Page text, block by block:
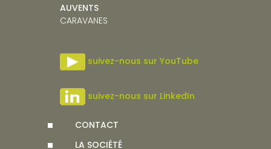
AUVENTS
CARAVANES
suivez-nous sur YouTube
suivez-nous sur LinkedIn
CONTACT
LA SOCIÉTÉ